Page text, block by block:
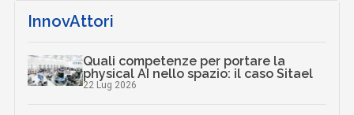
InnovAttori
Quali competenze per portare la
physical AI nello spazio: il caso Sitael
22 Lug 2026